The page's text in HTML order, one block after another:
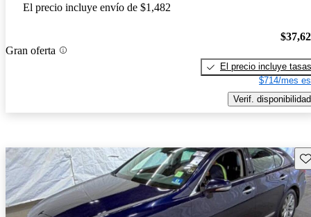
El precio incluye envío de $1,482
Gran oferta
El precio incluye tasas
$714/mes
Verif. disponibilidad